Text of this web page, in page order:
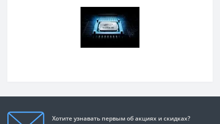
Хотите узнавать первым об акциях и скидках?